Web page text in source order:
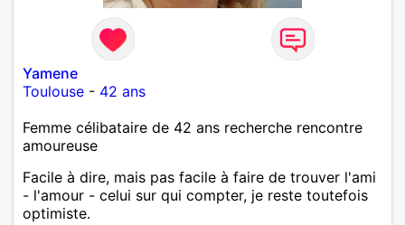
Yamene
Toulouse - 42 ans
Femme célibataire de 42 ans recherche rencontre
amoureuse
Facile à dire, mais pas facile à faire de trouver l'ami
- l'amour - celui sur qui compter, je reste toutefois
optimiste.